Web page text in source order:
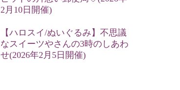
2月10日開催)
【ハロスイ/ぬいぐるみ】不思議
なスイーツやさんの3時のしあわ
せ(2026年2月5日開催)